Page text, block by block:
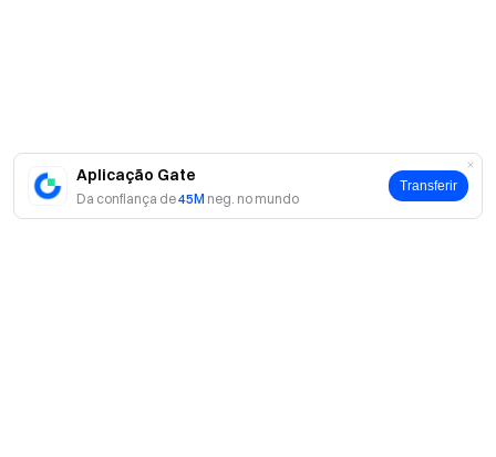
Aplicação Gate
Da confiança de45M neg. no mundo
Transferir